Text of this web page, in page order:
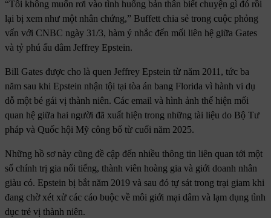
“Tôi không muốn rơi vào tình huống bản thân biết chuyện gì đó rồi
lại bị xem như một nhân chứng,” Buffett chia sẻ trong cuộc phỏng
vấn với CNBC ngày 31/3, hàm ý nhắc đến mối liên hệ giữa Gates
và tỷ phú ấu dâm Jeffrey Epstein.
Bill Gates được cho là quen Jeffrey Epstein từ năm 2011, tức ba
năm sau khi Epstein nhận tội tại tòa án bang Florida vì hành vi dụ
dỗ một bé gái vị thành niên. Các email và hình ảnh thể hiện mối
quan hệ giữa hai người đã xuất hiện trong những tài liệu do Bộ Tư
pháp và Quốc hội Mỹ công bố từ cuối năm 2025.
Những hồ sơ này cũng đề cập đến nhiều thông tin liên quan tới một
số chính trị gia nổi tiếng, thành viên hoàng gia và giới doanh nhân
giàu có. Epstein bị bắt năm 2019 và sau đó tự sát trong trại giam khi
đang chờ xét xử các cáo buộc về môi giới mại dâm và lạm dụng tình
dục trẻ vị thành niên.